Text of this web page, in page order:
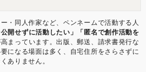
では週休4日制の正社員制度を導入する
とらわれない経営を目指しています。
波大学中退 ゴールデンゲート大学大学院
of Accountancy) 【メディア掲載・セミ
】 起業家にとって必要なリソースを最大
シェアオフィス 嫌われるNG行動はこ
・同人作家など、ペンネームで活動する人
公開せずに活動したい」「匿名で創作活動を
まっています。出版、郵送、請求書発行な
になる場面は多く、自宅住所をさらさずに
ありません。